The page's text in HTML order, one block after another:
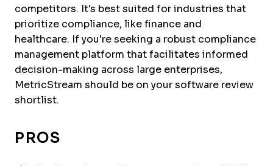
competitors. It's best suited for industries that
prioritize compliance, like finance and
healthcare. If you're seeking a robust compliance
management platform that facilitates informed
decision-making across large enterprises,
MetricStream should be on your software review
shortlist.
PROS